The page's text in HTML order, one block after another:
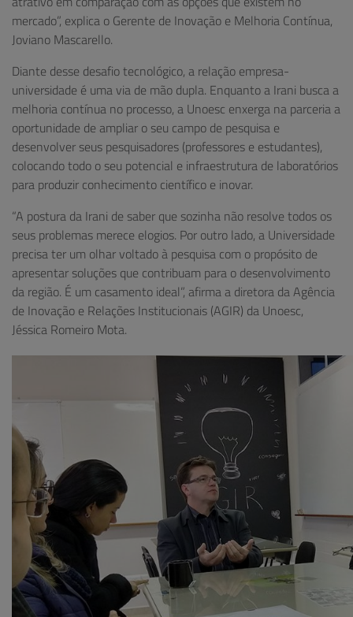
mercado”, explica o Gerente de Inovação e Melhoria Contínua,
Joviano Mascarello.
Diante desse desafio tecnológico, a relação empresa-
universidade é uma via de mão dupla. Enquanto a Irani busca a
melhoria contínua no processo, a Unoesc enxerga na parceria a
oportunidade de ampliar o seu campo de pesquisa e
desenvolver seus pesquisadores (professores e estudantes),
colocando todo o seu potencial e infraestrutura de laboratórios
para produzir conhecimento científico e inovar.
“A postura da Irani de saber que sozinha não resolve todos os
seus problemas merece elogios. Por outro lado, a Universidade
precisa ter um olhar voltado à pesquisa com o propósito de
apresentar soluções que contribuam para o desenvolvimento
da região. É um casamento ideal”, afirma a diretora da Agência
de Inovação e Relações Institucionais (AGIR) da Unoesc,
Jéssica Romeiro Mota.